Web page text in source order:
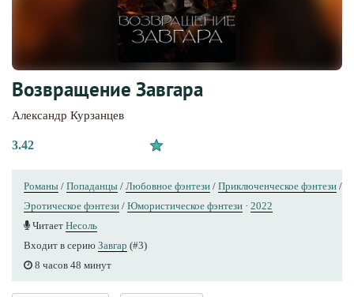
Возвращение Завгара
Александр Курзанцев
3.42
Романы / Попаданцы / Любовное фэнтези / Приключенческое фэнтези /
Эротическое фэнтези / Юмористическое фэнтези · 2022
Читает Несоль
Входит в серию Завгар (#3)
8 часов 48 минут